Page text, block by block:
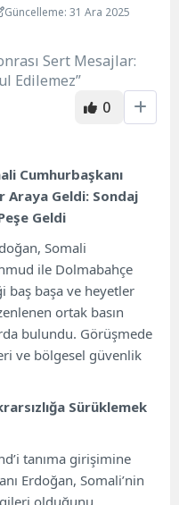
Güncelleme: 31 Ara 2025
0
Cumhurbaşkanı
Araya Geldi: Sondaj
Geldi
Somali
ile Dolmabahçe
baş başa ve heyetler
ortak basın
bulundu. Görüşmede
ve bölgesel güvenlik
Sürüklemek
tanıma girişimine
Erdoğan, Somali’nin